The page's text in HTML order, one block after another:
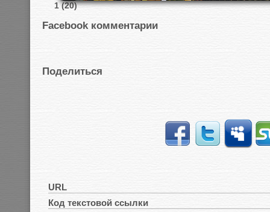
1 (20)
Facebook комментарии
Поделиться
URL
Код текстовой ссылки